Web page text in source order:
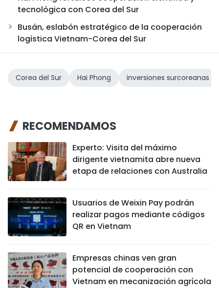
tecnológica con Corea del Sur
Busán, eslabón estratégico de la cooperación
logística Vietnam-Corea del Sur
Corea del Sur Hai Phong inversiones surcoreanas
RECOMENDAMOS
Experto: Visita del máximo
dirigente vietnamita abre nueva
etapa de relaciones con Australia
Usuarios de Weixin Pay podrán
realizar pagos mediante códigos
QR en Vietnam
Empresas chinas ven gran
potencial de cooperación con
Vietnam en mecanización agrícola